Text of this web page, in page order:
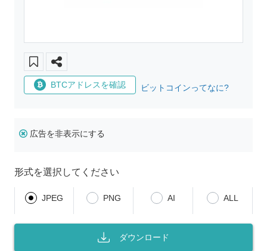
BTCアドレスを確認 ビットコインってなに?
広告を非表示にする
形式を選択してください
JPEG PNG AI ALL
ダウンロード